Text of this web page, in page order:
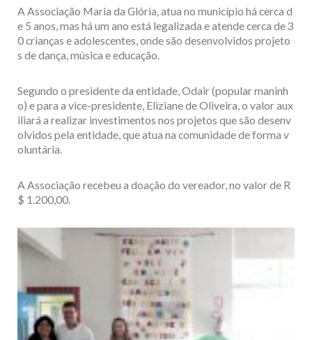
A Associação Maria da Glória, atua no município há cerca d
e 5 anos, mas há um ano está legalizada e atende cerca de 3
0 crianças e adolescentes, onde são desenvolvidos projeto
s de dança, música e educação.
Segundo o presidente da entidade, Odair (popular maninh
o) e para a vice-presidente, Eliziane de Oliveira, o valor aux
iliará a realizar investimentos nos projetos que são desenv
olvidos pela entidade, que atua na comunidade de forma v
oluntária.
A Associação recebeu a doação do vereador, no valor de R
$ 1.200,00.